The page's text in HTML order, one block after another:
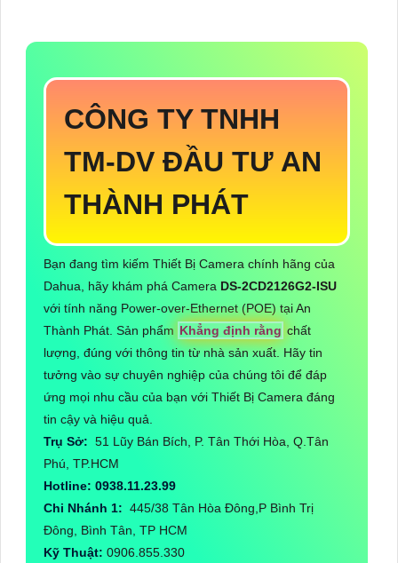
CÔNG TY TNHH
TM-DV ĐẦU TƯ AN
THÀNH PHÁT
Bạn đang tìm kiếm Thiết Bị Camera chính hãng của
Dahua, hãy khám phá Camera DS-2CD2126G2-ISU
với tính năng Power-over-Ethernet (POE) tại An
Thành Phát. Sản phẩm Khẳng định rằng chất
lượng, đúng với thông tin từ nhà sản xuất. Hãy tin
tưởng vào sự chuyên nghiệp của chúng tôi để đáp
ứng mọi nhu cầu của bạn với Thiết Bị Camera đáng
tin cậy và hiệu quả.
Trụ Sở: 51 Lũy Bán Bích, P. Tân Thới Hòa, Q.Tân
Phú, TP.HCM
Hotline: 0938.11.23.99
Chi Nhánh 1: 445/38 Tân Hòa Đông,P Bình Trị
Đông, Bình Tân, TP HCM
Kỹ Thuật: 0906.855.330